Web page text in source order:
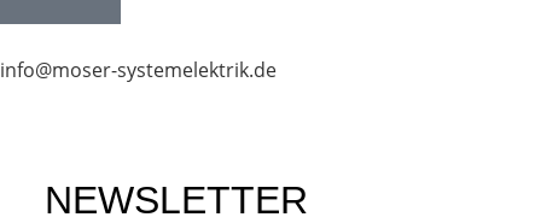
info@moser-systemelektrik.de
NEWSLETTER